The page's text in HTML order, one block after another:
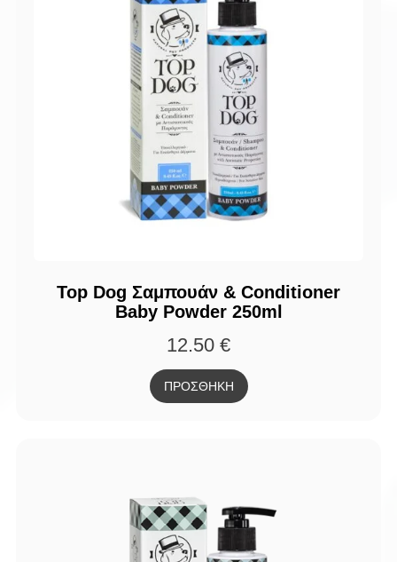
Top Dog Σαμπουάν & Conditioner
Baby Powder 250ml
12.50 €
ΠΡΟΣΘΗΚΗ